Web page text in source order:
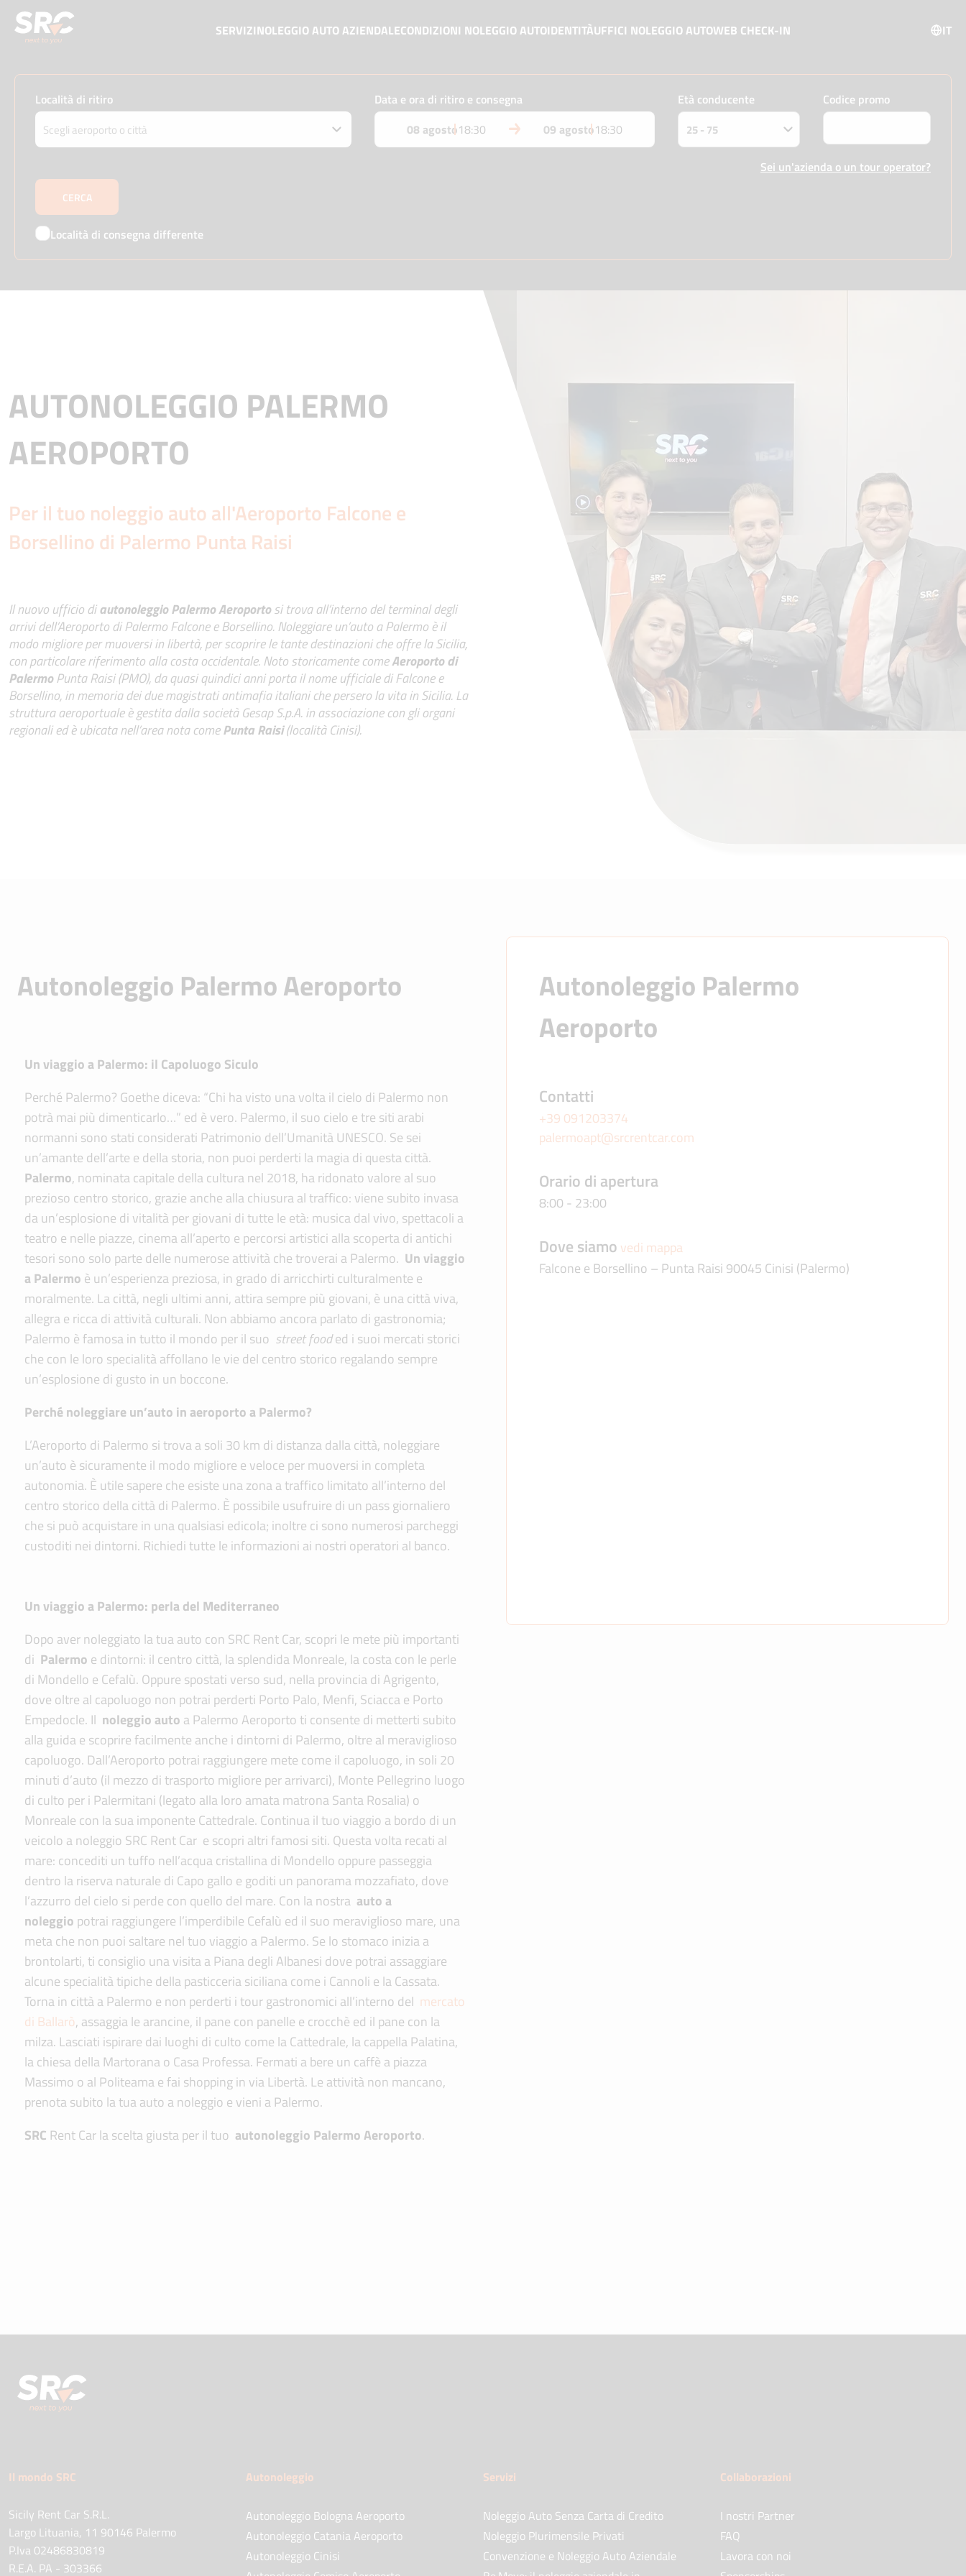
SERVIZINOLEGGIO AUTO AZIENDALECONDIZIONI NOLEGGIO AUTOIDENTITÀUFFICI NOLEGGIO AUTOWEB CHECK-IN IT
Località di ritiro
Data e ora di ritiro e consegna
08 agosto18:30 09 agosto18:30
Età conducente Codice promo
Sei un'azienda o un tour operator?
Località di consegna differente
AUTONOLEGGIO PALERMO
AEROPORTO
Per il tuo noleggio auto all'Aeroporto Falcone e
Borsellino di Palermo Punta Raisi
Il nuovo ufficio diautonoleggio Palermo Aeroportosi trova all’interno del terminal degli
arrivi dell’Aeroporto di Palermo Falcone e Borsellino. Noleggiare un’auto a Palermo è il
modo migliore per muoversi in libertà, per scoprire le tante destinazioni che offre la Sicilia,
con particolare riferimento alla costa occidentale. Noto storicamente comeAeroporto di
PalermoPunta Raisi (PMO), da quasi quindici anni porta il nome ufficiale di Falcone e
Borsellino, in memoria dei due magistrati antimafia italiani che persero la vita in Sicilia. La
struttura aeroportuale è gestita dalla società Gesap S.p.A. in associazione con gli organi
regionali ed è ubicata nell’area nota comePunta Raisi(località Cinisi).
Autonoleggio Palermo Aeroporto
Un viaggio a Palermo: il Capoluogo Siculo
Perché Palermo? Goethe diceva: “Chi ha visto una volta il cielo di Palermo non
potrà mai più dimenticarlo…” ed è vero. Palermo, il suo cielo e tre siti arabi
normanni sono stati considerati Patrimonio dell’Umanità UNESCO. Se sei
un’amante dell’arte e della storia, non puoi perderti la magia di questa città.
Palermo, nominata capitale della cultura nel 2018, ha ridonato valore al suo
prezioso centro storico, grazie anche alla chiusura al traffico: viene subito invasa
da un’esplosione di vitalità per giovani di tutte le età: musica dal vivo, spettacoli a
teatro e nelle piazze, cinema all’aperto e percorsi artistici alla scoperta di antichi
tesori sono solo parte delle numerose attività che troverai a Palermo. Un viaggio
a Palermo è un’esperienza preziosa, in grado di arricchirti culturalmente e
moralmente. La città, negli ultimi anni, attira sempre più giovani, è una città viva,
allegra e ricca di attività culturali. Non abbiamo ancora parlato di gastronomia;
Palermo è famosa in tutto il mondo per il suo street fooded i suoi mercati storici
che con le loro specialità affollano le vie del centro storico regalando sempre
un’esplosione di gusto in un boccone.
Perché noleggiare un’auto in aeroporto a Palermo?
L’Aeroporto di Palermo si trova a soli 30 km di distanza dalla città, noleggiare
un’auto è sicuramente il modo migliore e veloce per muoversi in completa
autonomia. È utile sapere che esiste una zona a traffico limitato all’interno del
centro storico della città di Palermo. È possibile usufruire di un pass giornaliero
che si può acquistare in una qualsiasi edicola; inoltre ci sono numerosi parcheggi
custoditi nei dintorni. Richiedi tutte le informazioni ai nostri operatori al banco.
Un viaggio a Palermo: perla del Mediterraneo
Dopo aver noleggiato la tua auto con SRC Rent Car, scopri le mete più importanti
di Palermo e dintorni: il centro città, la splendida Monreale, la costa con le perle
di Mondello e Cefalù. Oppure spostati verso sud, nella provincia di Agrigento,
dove oltre al capoluogo non potrai perderti Porto Palo, Menfi, Sciacca e Porto
Empedocle. Il noleggio auto a Palermo Aeroporto ti consente di metterti subito
alla guida e scoprire facilmente anche i dintorni di Palermo, oltre al meraviglioso
capoluogo. Dall’Aeroporto potrai raggiungere mete come il capoluogo, in soli 20
minuti d’auto (il mezzo di trasporto migliore per arrivarci), Monte Pellegrino luogo
di culto per i Palermitani (legato alla loro amata matrona Santa Rosalia) o
Monreale con la sua imponente Cattedrale. Continua il tuo viaggio a bordo di un
veicolo a noleggio SRC Rent Car e scopri altri famosi siti. Questa volta recati al
mare: concediti un tuffo nell’acqua cristallina di Mondello oppure passeggia
dentro la riserva naturale di Capo gallo e goditi un panorama mozzafiato, dove
l’azzurro del cielo si perde con quello del mare. Con la nostra auto a
noleggio potrai raggiungere l’imperdibile Cefalù ed il suo meraviglioso mare, una
meta che non puoi saltare nel tuo viaggio a Palermo. Se lo stomaco inizia a
brontolarti, ti consiglio una visita a Piana degli Albanesi dove potrai assaggiare
alcune specialità tipiche della pasticceria siciliana come i Cannoli e la Cassata.
Torna in città a Palermo e non perderti i tour gastronomici all’interno del mercato
di Ballarò, assaggia le arancine, il pane con panelle e crocchè ed il pane con la
milza. Lasciati ispirare dai luoghi di culto come la Cattedrale, la cappella Palatina,
la chiesa della Martorana o Casa Professa. Fermati a bere un caffè a piazza
Massimo o al Politeama e fai shopping in via Libertà. Le attività non mancano,
prenota subito la tua auto a noleggio e vieni a Palermo.
SRC Rent Car la scelta giusta per il tuo autonoleggio Palermo Aeroporto.
Autonoleggio Palermo
Aeroporto
Contatti
+39 091203374
palermoapt@srcrentcar.com
Orario di apertura
8:00 - 23:00
Dove siamo vedi mappa
Falcone e Borsellino – Punta Raisi 90045 Cinisi (Palermo)
Il mondo SRC
Sicily Rent Car S.R.L.
Largo Lituania, 11 90146 Palermo
P.Iva 02486830819
R.E.A. PA - 303366
Autonoleggio
Autonoleggio Bologna Aeroporto
Autonoleggio Catania Aeroporto
Autonoleggio Cinisi
Servizi
Noleggio Auto Senza Carta di Credito
Noleggio Plurimensile Privati
Convenzione e Noleggio Auto Aziendale
Collaborazioni
I nostri Partner
FAQ
Lavora con noi